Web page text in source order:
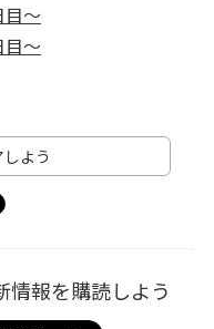
〜
〜
よう
情報を購読しよう